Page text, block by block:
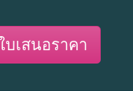
เสนอราคา